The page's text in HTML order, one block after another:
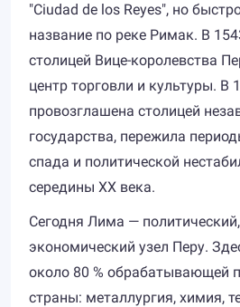
"Ciudad de los Reyes", но
название по реке Римак. В
столицей Вице-королевства
центр торговли и культуры. В
провозглашена столицей
государства, пережила
спада и политической
середины XX века.
Сегодня Лима —
экономический узел Перу.
около 80 % обрабатывающей
страны: металлургия, химия,